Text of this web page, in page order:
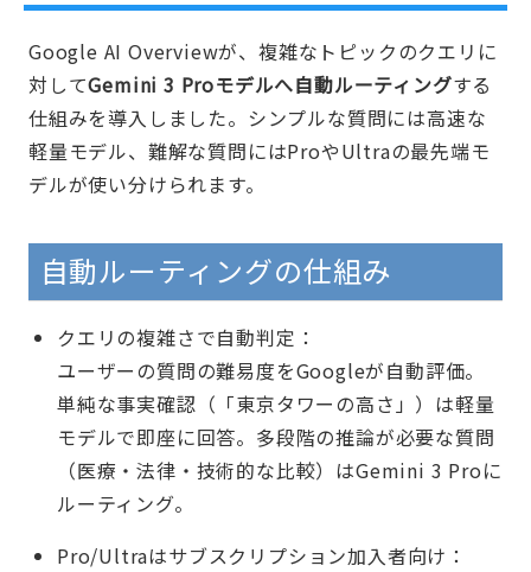
Google AI Overviewが、複雑なトピックのクエリに
対してGemini 3 Proモデルへ自動ルーティングする
仕組みを導入しました。シンプルな質問には高速な
軽量モデル、難解な質問にはProやUltraの最先端モ
デルが使い分けられます。
自動ルーティングの仕組み
クエリの複雑さで自動判定：
ユーザーの質問の難易度をGoogleが自動評価。
単純な事実確認（「東京タワーの高さ」）は軽量
モデルで即座に回答。多段階の推論が必要な質問
（医療・法律・技術的な比較）はGemini 3 Proに
ルーティング。
Pro/Ultraはサブスクリプション加入者向け：